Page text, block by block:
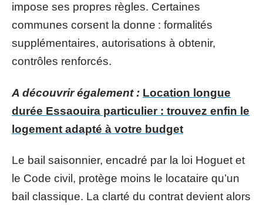
impose ses propres règles. Certaines
communes corsent la donne : formalités
supplémentaires, autorisations à obtenir,
contrôles renforcés.
A découvrir également : Location longue
durée Essaouira particulier : trouvez enfin le
logement adapté à votre budget
Le bail saisonnier, encadré par la loi Hoguet et
le Code civil, protège moins le locataire qu’un
bail classique. La clarté du contrat devient alors